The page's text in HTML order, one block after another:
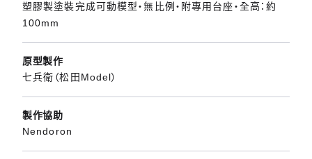
塑膠製塗裝完成可動模型・無比例・附專用台座・全高：約
100mm
原型製作
七兵衛（松田Model）
製作協助
Nendoron